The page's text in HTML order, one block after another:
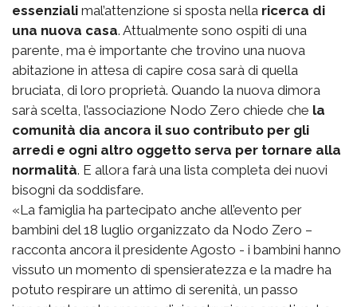
essenziali mal’attenzione si sposta nella ricerca di
una nuova casa. Attualmente sono ospiti di una
parente, ma è importante che trovino una nuova
abitazione in attesa di capire cosa sarà di quella
bruciata, di loro proprietà. Quando la nuova dimora
sarà scelta, l’associazione Nodo Zero chiede che la
comunità dia ancora il suo contributo per gli
arredi e ogni altro oggetto serva per tornare alla
normalità. E allora farà una lista completa dei nuovi
bisogni da soddisfare.
«La famiglia ha partecipato anche all’evento per
bambini del 18 luglio organizzato da Nodo Zero –
racconta ancora il presidente Agosto - i bambini hanno
vissuto un momento di spensieratezza e la madre ha
potuto respirare un attimo di serenità, un passo